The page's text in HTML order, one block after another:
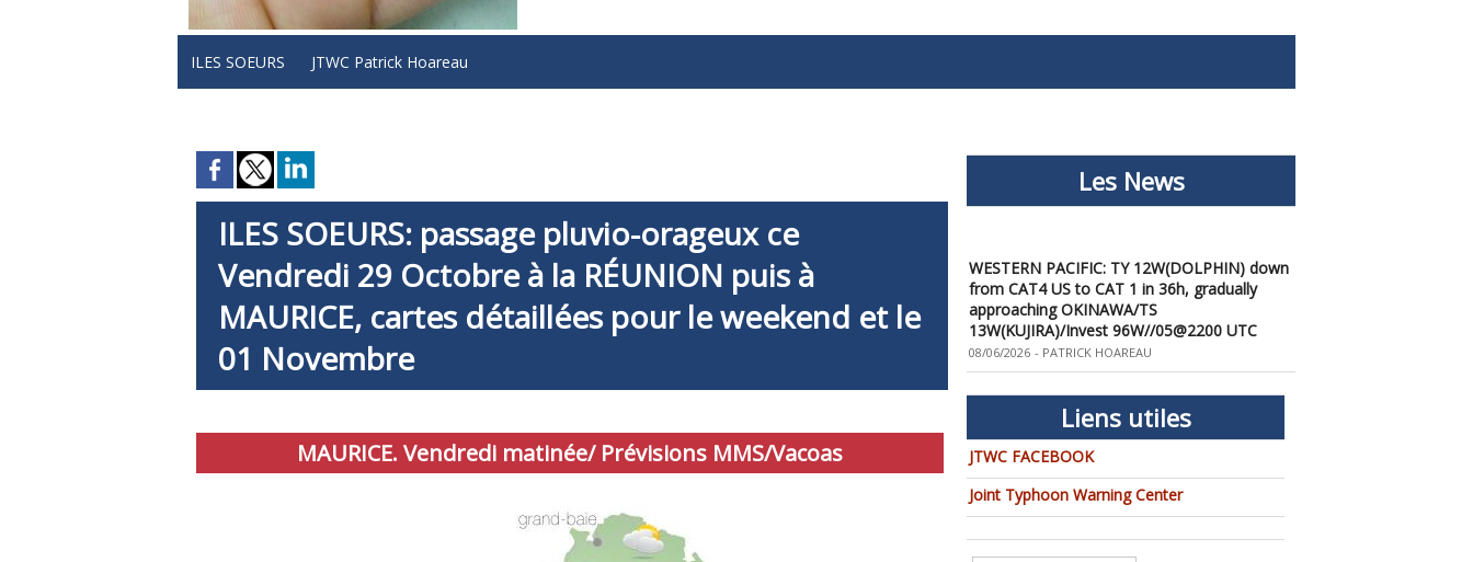
ILES SOEURS JTWC Patrick Hoareau
ILES SOEURS: passage pluvio-orageux ce
Vendredi 29 Octobre à la RÉUNION puis à
MAURICE, cartes détaillées pour le weekend et le
01 Novembre
MAURICE. Vendredi matinée/ Prévisions MMS/Vacoas
Les News
from CAT4 US to CAT 1 in 36h, gradually
approaching OKINAWA/TS
13W(KUJIRA)/Invest 96W//05@2200 UTC
08/06/2026 -PATRICK HOAREAU
unexpected inner core re-
consolidation/Invest 94W//04@1000 UTC
08/04/2026 -PATRICK HOAREAU
WESTERN PACIFIC: TY 12W(DOLPHIN) CAT 2
US, 4th ERC failed to complete, tracking close
Liens utiles
JTWC FACEBOOK
Joint Typhoon Warning Center